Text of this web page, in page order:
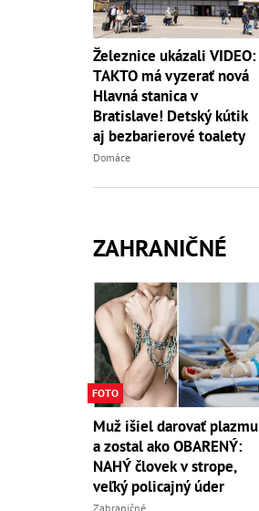
Železnice ukázali VIDEO:
TAKTO má vyzerať nová
Hlavná stanica v
Bratislave! Detský kútik
aj bezbarierové toalety
Domáce
ZAHRANIČNÉ
FOTO
Muž išiel darovať plazmu
a zostal ako OBARENÝ:
NAHÝ človek v strope,
veľký policajný úder
Zahraničné